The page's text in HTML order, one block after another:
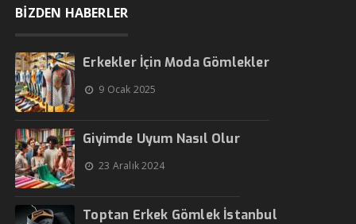
BİZDEN HABERLER
Erkekler İçin Moda Gömlekler
9 Ocak 2025
Giyimde Uyum Nasıl Olur
23 Aralık 2024
Toptan Erkek Gömlek İstanbul